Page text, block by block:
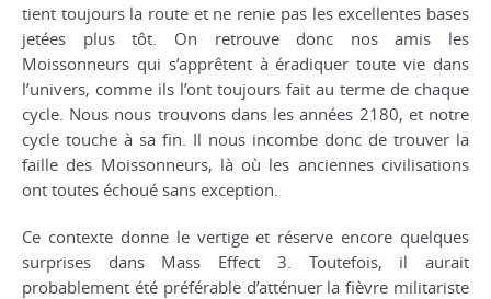
tient toujours la route et ne renie pas les excellentes bases
jetées plus tôt. On retrouve donc nos amis les
Moissonneurs qui s’apprêtent à éradiquer toute vie dans
l’univers, comme ils l’ont toujours fait au terme de chaque
cycle. Nous nous trouvons dans les années 2180, et notre
cycle touche à sa fin. Il nous incombe donc de trouver la
faille des Moissonneurs, là où les anciennes civilisations
ont toutes échoué sans exception.
Ce contexte donne le vertige et réserve encore quelques
surprises dans Mass Effect 3 . Toutefois, il aurait
probablement été préférable d’atténuer la fièvre militariste